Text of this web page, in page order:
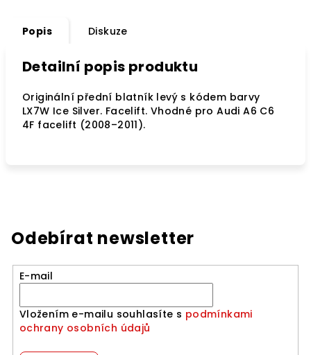
Popis Diskuze
Detailní popis produktu
Originální přední blatník levý s kódem barvy
LX7W Ice Silver. Facelift. Vhodné pro Audi A6 C6
4F facelift (2008–2011).
Odebírat newsletter
E-mail
Vložením e-mailu souhlasíte s podmínkami
ochrany osobních údajů